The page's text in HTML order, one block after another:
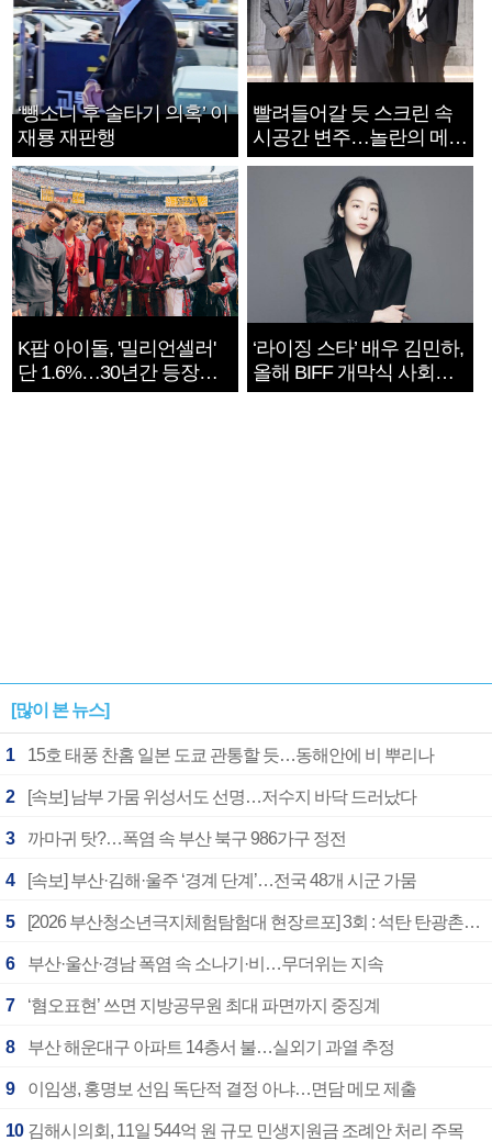
‘뺑소니 후 술타기 의혹’ 이
재룡 재판행
빨려들어갈 듯 스크린 속
시공간 변주…놀란의 메시
지는 ‘전쟁 속죄’
K팝 아이돌, '밀리언셀러'
단 1.6%…30년간 등장
1182개팀 전수조사
‘라이징 스타’ 배우 김민하,
올해 BIFF 개막식 사회자
확정
[많이 본 뉴스]
1 15호 태풍 찬홈 일본 도쿄 관통할 듯…동해안에 비 뿌리나
2 [속보] 남부 가뭄 위성서도 선명…저수지 바닥 드러났다
3 까마귀 탓?…폭염 속 부산 북구 986가구 정전
4 [속보] 부산·김해·울주 ‘경계 단계’…전국 48개 시군 가뭄
5 [2026 부산청소년극지체험탐험대 현장르포] 3회 : 석탄 탄광촌에서 북극 연구의 중심지로
6 부산·울산·경남 폭염 속 소나기·비…무더위는 지속
7 ‘혐오표현’ 쓰면 지방공무원 최대 파면까지 중징계
8 부산 해운대구 아파트 14층서 불…실외기 과열 추정
9 이임생, 홍명보 선임 독단적 결정 아냐…면담 메모 제출
10 김해시의회, 11일 544억 원 규모 민생지원금 조례안 처리 주목